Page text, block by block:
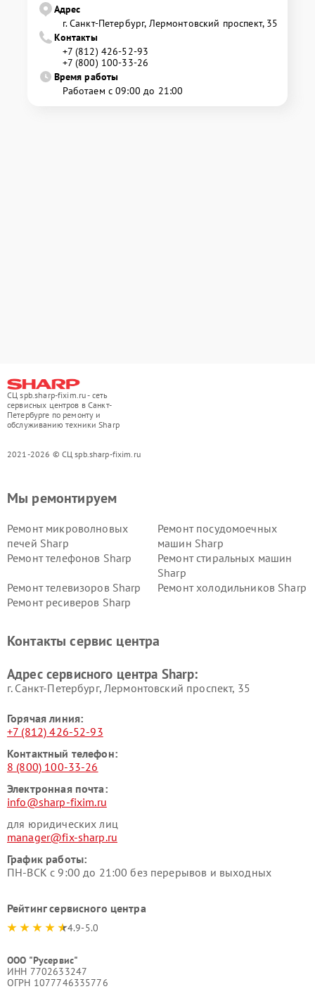
Адрес
г. Санкт-Петербург, Лермонтовский проспект, 35
Контакты
+7 (812) 426-52-93
+7 (800) 100-33-26
Время работы
Работаем с 09:00 до 21:00
СЦ spb.sharp-fixim.ru - сеть
сервисных центров в Санкт-
Петербурге по ремонту и
обслуживанию техники Sharp
2021-2026 © СЦ spb.sharp-fixim.ru
Мы ремонтируем
Ремонт микроволновых
печей Sharp
Ремонт посудомоечных
машин Sharp
Ремонт телефонов Sharp
Ремонт стиральных машин
Sharp
Ремонт телевизоров Sharp
Ремонт холодильников Sharp
Ремонт ресиверов Sharp
Контакты сервис центра
Адрес сервисного центра Sharp:
г. Санкт-Петербург, Лермонтовский проспект, 35
Горячая линия:
+7 (812) 426-52-93
Контактный телефон:
8 (800) 100-33-26
Электронная почта:
info@sharp-fixim.ru
для юридических лиц
manager@fix-sharp.ru
График работы:
ПН-ВСК с 9:00 до 21:00 без перерывов и выходных
Рейтинг сервисного центра
4.9-5.0
ООО "Русервис"
ИНН 7702633247
ОГРН 1077746335776